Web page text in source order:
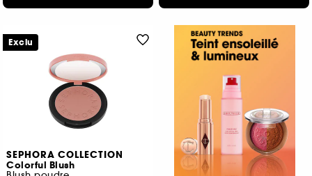
SEPHORA COLLECTION
Colorful Blush
Exclu